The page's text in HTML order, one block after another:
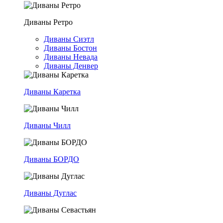
Диваны Ретро
Диваны Сиэтл
Диваны Бостон
Диваны Невада
Диваны Денвер
Диваны Каретка
Диваны Чилл
Диваны БОРДО
Диваны Дуглас